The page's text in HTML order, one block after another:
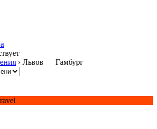
› Львов — Гамбург